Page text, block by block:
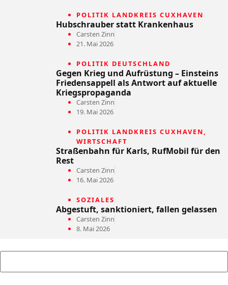
POLITIK LANDKREIS CUXHAVEN
Hubschrauber statt Krankenhaus
Carsten Zinn
21. Mai 2026
POLITIK DEUTSCHLAND
Gegen Krieg und Aufrüstung – Einsteins
Friedensappell als Antwort auf aktuelle
Kriegspropaganda
Carsten Zinn
19. Mai 2026
POLITIK LANDKREIS CUXHAVEN,
WIRTSCHAFT
Straßenbahn für Karls, RufMobil für den
Rest
Carsten Zinn
16. Mai 2026
SOZIALES
Abgestuft, sanktioniert, fallen gelassen
Carsten Zinn
8. Mai 2026